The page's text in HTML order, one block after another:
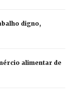
digno,
alimentar de